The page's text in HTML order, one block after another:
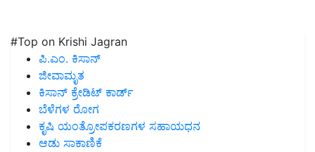
#Top on Krishi Jagran
ಪಿ.ಎಂ. ಕಿಸಾನ್
ಜೀವಾಮೃತ
ಕಿಸಾನ್ ಕ್ರೇಡಿಟ್ ಕಾರ್ಡ್
ಬೆಳೆಗಳ ರೋಗ
ಕೃಷಿ ಯಂತ್ರೋಪಕರಣಗಳ ಸಹಾಯಧನ
ಆಡು ಸಾಕಾಣಿಕೆ